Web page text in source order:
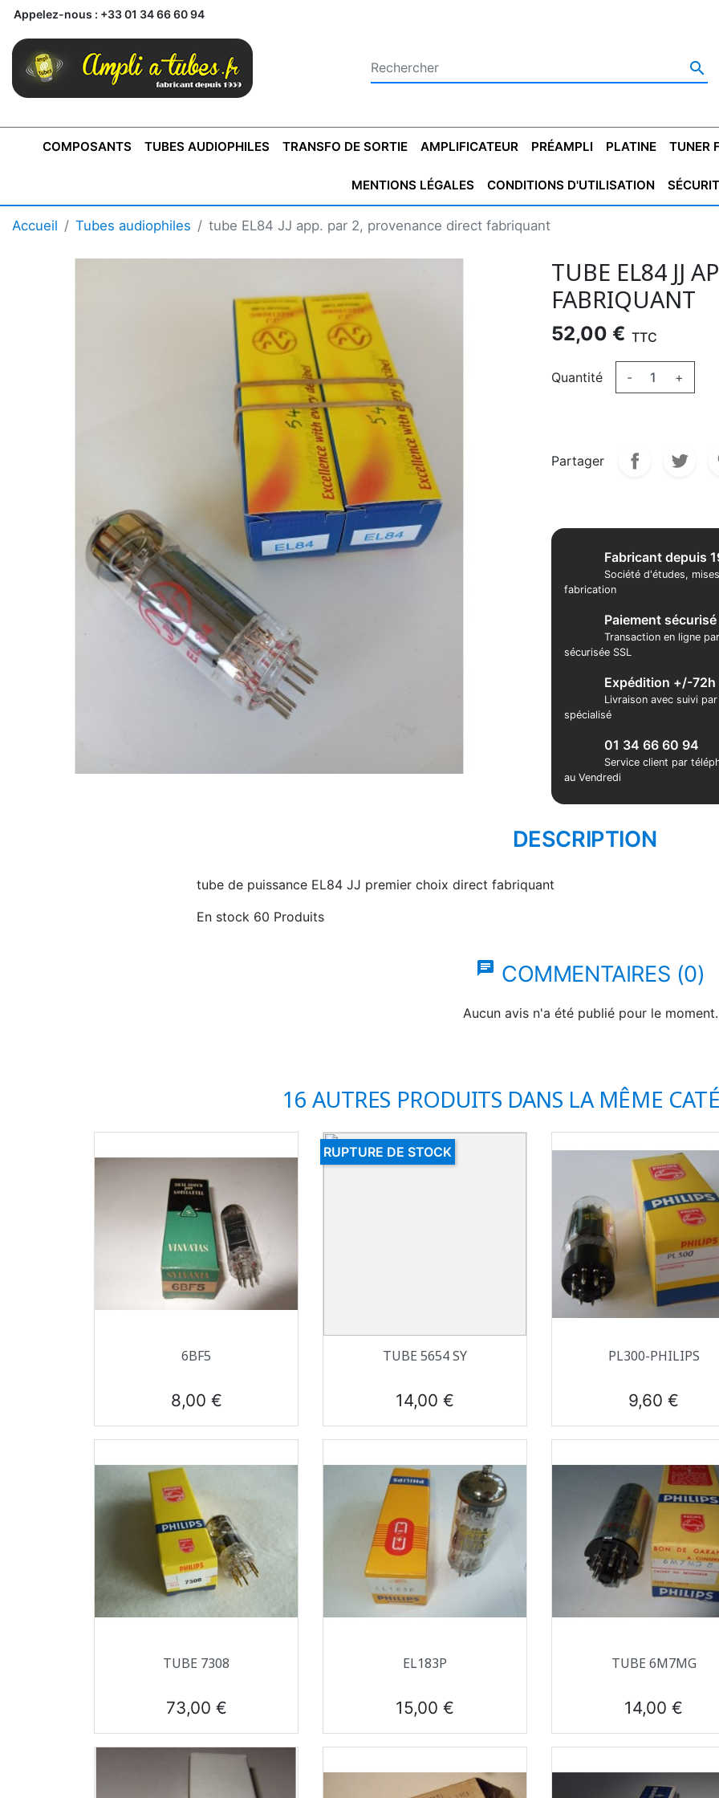
Appelez-nous : +33 01 34 66 60 94

COMPOSANTS
BONTONS
AXE 4MM
BONTONS
COFFRET
POUR
TUBES
COFFRET
CONDENSATEUR
LCC PAS 5.08
CONDENSATEUR
CONDENSATEUR
TUBES AUDIOPHILES TRANSFO DE SORTIE
TRANSFORMATEUR DE SORTIE DE
CLASSE "A" SINGLE
TRANSFORMATEUR DE SORTIE
TYPE PUSH PULL
TRANSFO DE SORTIE
AMPLIFICATEUR
AMPLI MONO AMPLI STÉRÉO
PRÉAMPLI PLATINE TUNER
AMPLIFICATEURS LECTEURS CD PRÉAMPLI AVEC TUNER PLATINES VINYLES MAGNÉTOPHONE
SUPRAVOX FERTIN
MENTIONS LÉGALES CONDITIONS D'UTILISATION
Accueil Tubes audiophiles tube EL84 JJ app. par 2, provenance direct fabriquant
TUBE EL84 JJ
FABRIQUANT
52,00 € TTC
Quantité - +
Partager
Fabricant depuis
Société d'études,
fabrication
Paiement sécurisé
Transaction en ligne
sécurisée SSL
Expédition +/-72h
Livraison avec suivi
spécialisé
01 34 66 60 94
Service client par
au Vendredi
DESCRIPTION
tube de puissance EL84 JJ premier choix direct fabriquant
En stock 60 Produits
chat COMMENTAIRES (0)
Aucun avis n'a été publié pour le moment.
16 AUTRES PRODUITS DANS LA MÊME
Aperçu rapide
6BF5
Prix
8,00 €
Aperçu rapide
TUBE 5654 SY
Prix
14,00 €
RUPTURE DE STOCK
 Aperçu rapide
PL300-PHILIPS
Prix
9,60 €
Aperçu rapide
TUBE 7308
Prix
73,00 €
Aperçu rapide
EL183P
Prix
15,00 €
Aperçu rapide
TUBE 6M7MG
Prix
14,00 €